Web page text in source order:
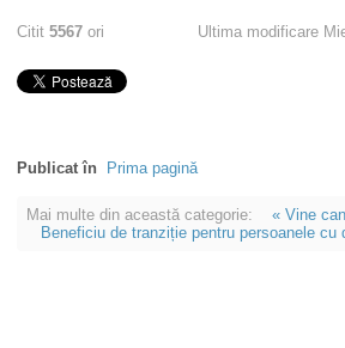
Citit5567 ori Ultima modificare
Publicat în Prima pagină
Mai multe din această categorie:
« Vine
Beneficiu de tranziție pentru persoanele cu